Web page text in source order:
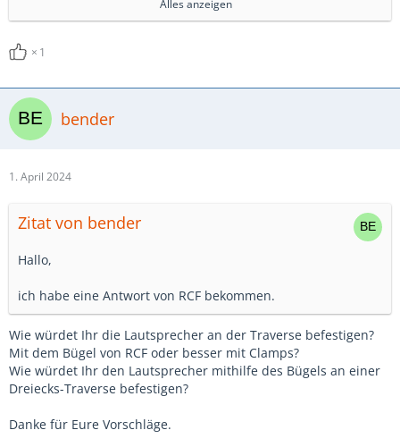
https://www.rcf.it/en/products…ct-detail/h-br-2x-art-708
Da wird der Lautsprecher dann "quer" also horizontal
unten jeweils einen Flugpunkt (M8 oder M10). Das
Gewinde versteckt sich unter einem runden Kunststoff
aufkleber. Das sind die gleichen Punkte an denen auch
auch ganz normale Ringösen/Eyebolts einschrauben, die
Alles anzeigen
1
bender
1. April 2024
Zitat von bender
Hallo,
ich habe eine Antwort von RCF bekommen.
Wie würdet Ihr die Lautsprecher an der Traverse befestigen?
Mit dem Bügel von RCF oder besser mit Clamps?
Wie würdet Ihr den Lautsprecher mithilfe des Bügels an einer
Dreiecks-Traverse befestigen?
Danke für Eure Vorschläge.